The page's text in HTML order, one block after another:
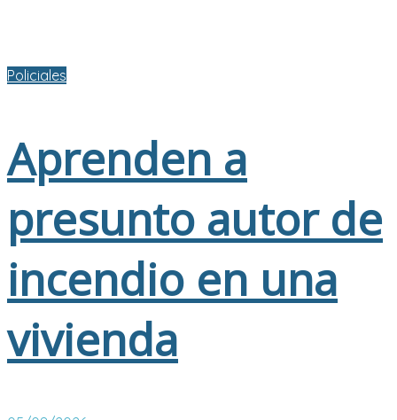
Policiales
Aprenden a
presunto autor de
incendio en una
vivienda